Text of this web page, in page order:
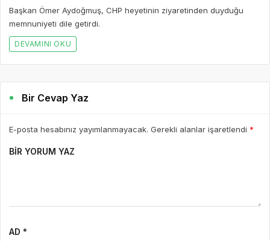
Başkan Ömer Aydoğmuş, CHP heyetinin ziyaretinden duyduğu
memnuniyeti dile getirdi.
DEVAMINI OKU
Bir Cevap Yaz
E-posta hesabınız yayımlanmayacak. Gerekli alanlar işaretlendi *
BIR YORUM YAZ
AD *